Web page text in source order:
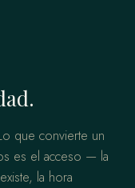
que convierte un
es el acceso — la
la hora